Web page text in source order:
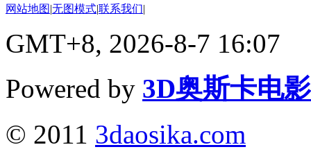
网站地图|无图模式|联系我们|
GMT+8, 2026-8-7 16:07
Powered by 3D奥斯卡电
© 2011 3daosika.com